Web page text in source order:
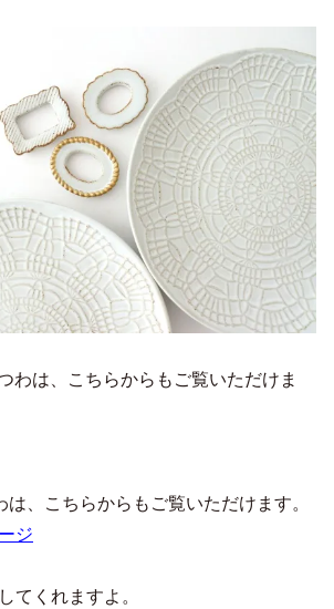
わは、こちらからもご覧いただけま
、こちらからもご覧いただけます。
ジ
てくれますよ。